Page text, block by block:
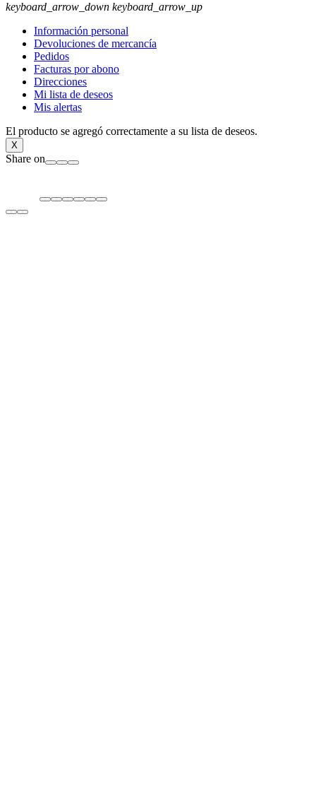
keyboard_arrow_down keyboard_arrow_up
Información personal
Devoluciones de mercancía
Pedidos
Facturas por abono
Direcciones
Mi lista de deseos
Mis alertas
El producto se agregó correctamente a su lista de deseos.
X
Share on